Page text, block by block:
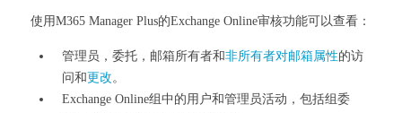
使用M365 Manager Plus的Exchange Online审核功能可以查看：
管理员，委托，邮箱所有者和非所有者对邮箱属性的访
问和 更改。
Exchange Online组中的用户和管理员活动，包括组委